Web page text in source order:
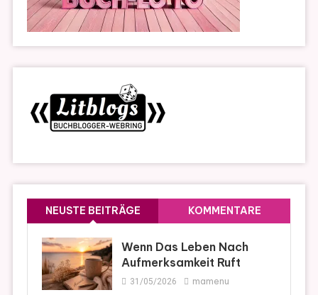
NEUSTE BEITRÄGE KOMMENTARE
Wenn Das Leben Nach
Aufmerksamkeit Ruft
31/05/2026 mamenu